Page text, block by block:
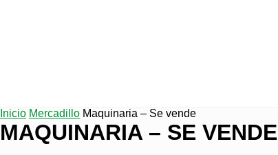
Inicio Mercadillo Maquinaria – Se vende
MAQUINARIA – SE VENDE